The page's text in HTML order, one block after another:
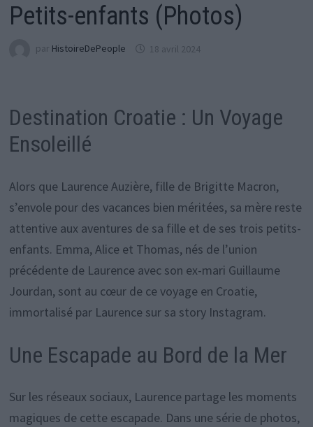
Petits-enfants (Photos)
par HistoireDePeople 18 avril 2024
Destination Croatie : Un Voyage
Ensoleillé
Alors que Laurence Auzière, fille de Brigitte Macron,
s’envole pour des vacances bien méritées, sa mère reste
attentive aux aventures de sa fille et de ses trois petits-
enfants. Emma, Alice et Thomas, nés de l’union
précédente de Laurence avec son ex-mari Guillaume
Jourdan, sont au cœur de ce voyage en Croatie,
immortalisé par Laurence sur sa story Instagram.
Une Escapade au Bord de la Mer
Sur les réseaux sociaux, Laurence partage les moments
magiques de cette escapade. Dans une série de photos,